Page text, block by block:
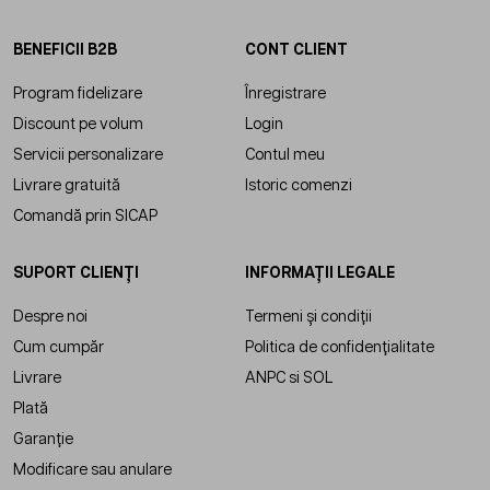
BENEFICII B2B
Program fidelizare
Discount pe volum
Servicii personalizare
Livrare gratuită
Comandă prin SICAP
CONT CLIENT
Înregistrare
Login
Contul meu
Istoric comenzi
SUPORT CLIENȚI
Despre noi
Cum cumpăr
Livrare
Plată
Garanție
Modificare sau anulare
INFORMAȚII LEGALE
Termeni și condiții
Politica de confidențialitate
ANPC si SOL